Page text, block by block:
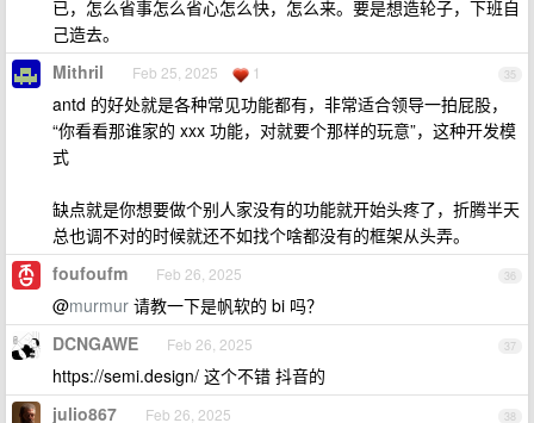
已，怎么省事怎么省心怎么快，怎么来。要是想造轮子，下班自
己造去。
35
Mithril Feb 25, 2025 1
antd 的好处就是各种常见功能都有，非常适合领导一拍屁股，
“你看看那谁家的 xxx 功能，对就要个那样的玩意”，这种开发模
式
缺点就是你想要做个别人家没有的功能就开始头疼了，折腾半天
总也调不对的时候就还不如找个啥都没有的框架从头弄。
36
foufoufm Feb 26, 2025
@murmur 请教一下是帆软的 bi 吗？
37
DCNGAWE Feb 26, 2025
https://semi.design/ 这个不错 抖音的
38
julio867 Feb 26, 2025